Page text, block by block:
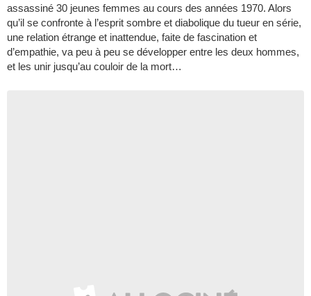
assassiné 30 jeunes femmes au cours des années 1970. Alors
qu’il se confronte à l’esprit sombre et diabolique du tueur en série,
une relation étrange et inattendue, faite de fascination et
d’empathie, va peu à peu se développer entre les deux hommes,
et les unir jusqu’au couloir de la mort…